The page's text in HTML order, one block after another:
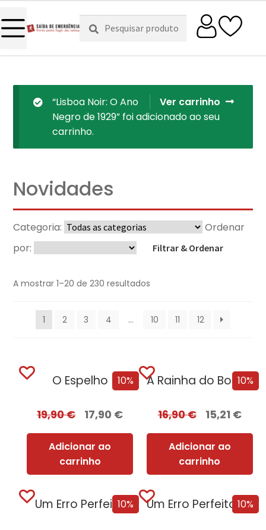
Pesquisar
por:
Pesquisa
Ver carrinho
“Lisboa Noir: O Ano
Negro de 1929” foi adicionado ao seu
carrinho.
Novidades
Categoria:
Ordenar
por:
Filtrar & Ordenar
A mostrar 1–20 de 230 resultados
1 2 3 4 … 10 11 12
10%
O Espelho
19,90€ 17,90 €
Adicionar ao
carrinho
10%
A Rainha do BookTok
16,90€ 15,21 €
Adicionar ao
carrinho
10%
Um Erro Perfeito 10%
Um Erro Perfeito – Edição com EDGES